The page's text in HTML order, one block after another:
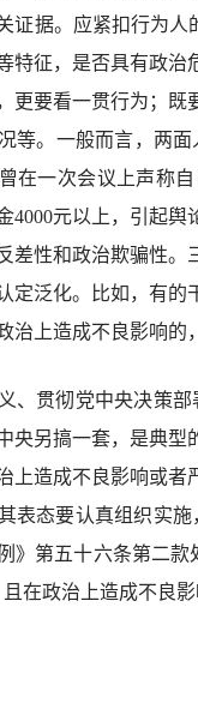
证据。应紧扣行为人
特征，是否具有政治
更要看一贯行为；既
等。一般而言，两
在一次会议上声称
4000元以上，引起
差性和政治欺骗性
定泛化。比如，有
治上造成不良影响的
贯彻党中央决策部
央另搞一套，是典
上造成不良影响或
表态要认真组织实
》第五十六条第二款
在政治上造成不良